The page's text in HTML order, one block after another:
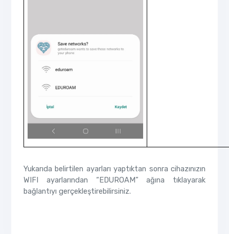
Yukarıda belirtilen ayarları yaptıktan sonra cihazınızın
WIFI ayarlarından “EDUROAM” ağına tıklayarak
bağlantıyı gerçekleştirebilirsiniz.